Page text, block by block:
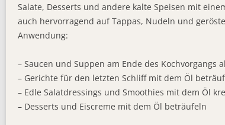
Salate, Desserts und andere kalte Speisen mit
auch hervorragend auf Tappas, Nudeln und
Anwendung:
– Saucen und Suppen am Ende des Kochvorgangs
– Gerichte für den letzten Schliff mit dem Öl
– Edle Salatdressings und Smoothies mit dem Öl
– Desserts und Eiscreme mit dem Öl beträufeln